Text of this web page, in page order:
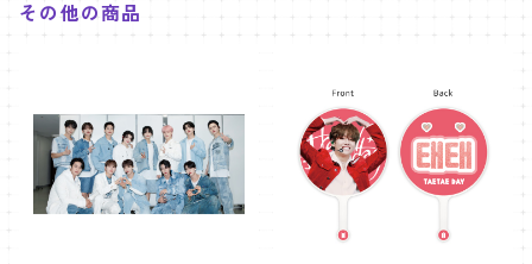
その他の商品